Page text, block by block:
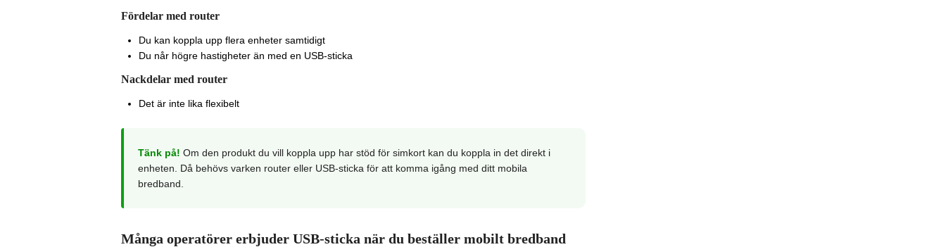
Fördelar med router
Du kan koppla upp flera enheter samtidigt
Du når högre hastigheter än med en USB-sticka
Nackdelar med router
Det är inte lika flexibelt
Tänk på! Om den produkt du vill koppla upp har stöd för simkort kan du koppla in det direkt i
enheten. Då behövs varken router eller USB-sticka för att komma igång med ditt mobila
bredband.
Många operatörer erbjuder USB-sticka när du beställer mobilt bredband